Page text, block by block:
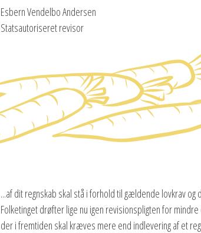
Esbern Vendelbo Andersen
Statsautoriseret revisor
...af dit regnskab skal stå i forhold til gældende lovkrav og
Folketinget drøfter lige nu igen revisionspligten for
der i fremtiden skal kræves mere end indlevering af et